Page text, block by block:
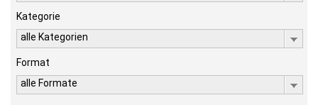
Kategorie
alle Kategorien
Format
alle Formate